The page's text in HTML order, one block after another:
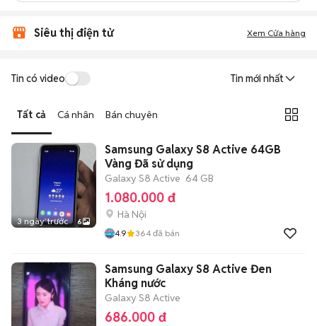
Siêu thị điện tử Xem Cửa hàng
Tin có video Tin mới nhất
Tất cả Cá nhân Bán chuyên
3 ngày trước 6
Samsung Galaxy S8 Active 64GB
Vàng Đã sử dụng
Galaxy S8 Active 64 GB
1.080.000 đ
Hà Nội
4.9 364 đã bán
Samsung Galaxy S8 Active Đen
Kháng nước
Galaxy S8 Active
686.000 đ